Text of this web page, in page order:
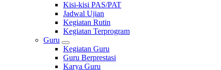
Kisi-kisi PAS/PAT
Jadwal Ujian
Kegiatan Rutin
Kegiatan Terprogram
Guru
Kegiatan Guru
Guru Berprestasi
Karya Guru